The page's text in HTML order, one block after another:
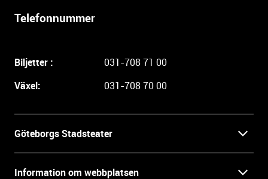
Telefonnummer
Biljetter :
031-708 71 00
Växel:
031-708 70 00
Göteborgs Stadsteater
Information om webbplatsen